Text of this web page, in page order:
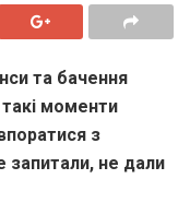
та бачення
моменти
з
запитали, не дали